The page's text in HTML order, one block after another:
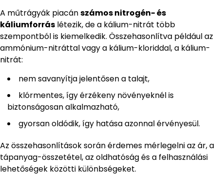
A műtrágyák piacánszámos nitrogén- és
káliumforrás létezik, de a kálium-nitrát több
szempontból is kiemelkedik. Összehasonlítva például az
ammónium-nitráttal vagy a kálium-kloriddal, a kálium-
nitrát:
nem savanyítja jelentősen a talajt,
klórmentes, így érzékeny növényeknél is
biztonságosan alkalmazható,
gyorsan oldódik, így hatása azonnal érvényesül.
Az összehasonlítások során érdemes mérlegelni az ár, a
tápanyag-összetétel, az oldhatóság és a felhasználási
lehetőségek közötti különbségeket.